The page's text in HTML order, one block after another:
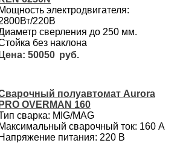
Мощность электродвигателя:
220В
сверления до 250 мм.
без наклона
50050
полуавтомат Aurora
PRO OVERMAN 160
сварка: MIG/MAG
Максимальный сварочный ток: 160 А
Напряжение питания: 220 В